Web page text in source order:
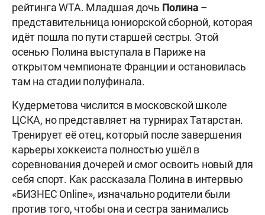
рейтинга WTA. Младшая дочь Полина –
представительница юниорской сборной, которая
идёт пошла по пути старшей сестры. Этой
осенью Полина выступала в Париже на
открытом чемпионате Франции и остановилась
там на стадии полуфинала.
Кудерметова числится в московской школе
ЦСКА, но представляет на турнирах Татарстан.
Тренирует её отец, который после завершения
карьеры хоккеиста полностью ушёл в
соревнования дочерей и смог освоить новый для
себя спорт. Как рассказала Полина в интервью
«БИЗНЕС Online», изначально родители были
против того, чтобы она и сестра занимались